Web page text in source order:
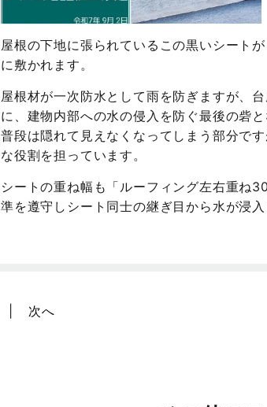
屋根の下地に張られているこの黒いシート
に敷かれます。
屋根材が一次防水として雨を防ぎますが、
に、建物内部への水の侵入を防ぐ最後の砦
普段は隠れて見えなくなってしまう部分で
な役割を担っています。
シートの重ね幅も「ルーフィング左右重ね
準を遵守しシート同士の継ぎ目から水が浸
次へ